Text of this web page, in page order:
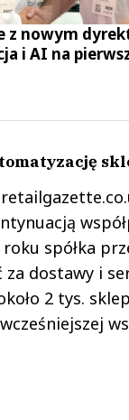
z nowym
i AI na
spółka
dostawy i
2 tys.